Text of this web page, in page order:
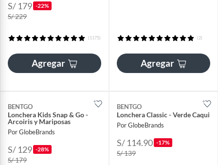
S/ 179 -22%
S/ 229
(1175)
Agregar
(2)
Agregar
BENTGO
Lonchera Kids Snap & Go -
Arcoiris y Mariposas
Por GlobeBrands
S/ 129 -28%
S/ 179
BENTGO
Lonchera Classic - Verde Caqui
Por GlobeBrands
S/ 114.90 -17%
S/ 139